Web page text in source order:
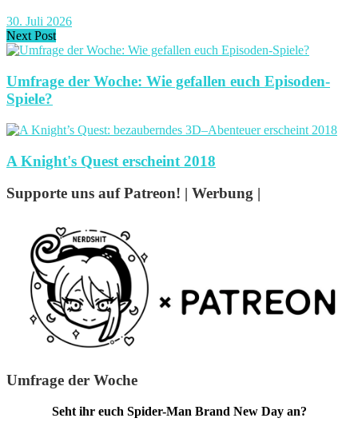
30. Juli 2026
Next Post
Umfrage der Woche: Wie gefallen euch Episoden-
Spiele?
A Knight's Quest erscheint 2018
Supporte uns auf Patreon! | Werbung |
Umfrage der Woche
Seht ihr euch Spider-Man Brand New Day an?